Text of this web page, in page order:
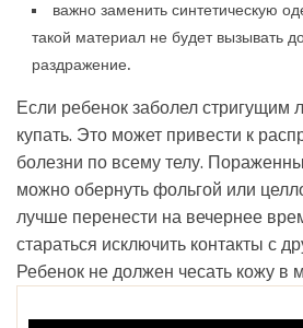
важно заменить синтетическую
такой материал не будет вызывать
раздражение.
Если ребенок заболел стригущим
купать. Это может привести к
болезни по всему телу.
можно обернуть фольгой или
лучше перенести на вечернее
стараться исключить контакты с
Ребенок не должен чесать кожу в